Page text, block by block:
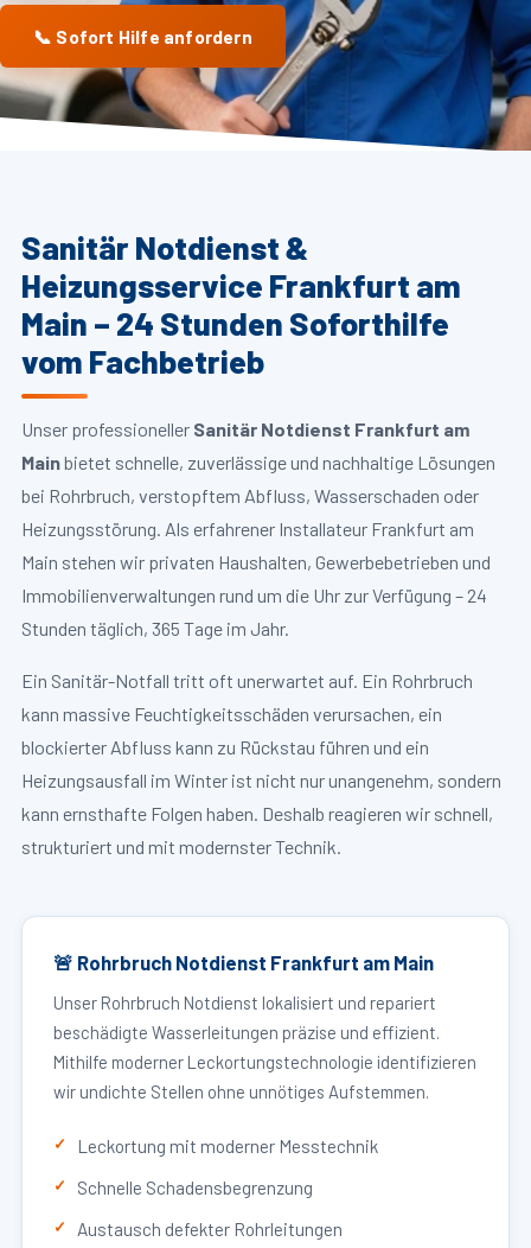
📞 Sofort Hilfe anfordern
Sanitär Notdienst &
Heizungsservice Frankfurt am
Main – 24 Stunden Soforthilfe
vom Fachbetrieb
Unser professioneller Sanitär Notdienst Frankfurt am
Mainbietet schnelle, zuverlässige und nachhaltige Lösungen
bei Rohrbruch, verstopftem Abfluss, Wasserschaden oder
Heizungsstörung. Als erfahrener Installateur Frankfurt am
Main stehen wir privaten Haushalten, Gewerbebetrieben und
Immobilienverwaltungen rund um die Uhr zur Verfügung – 24
Stunden täglich, 365 Tage im Jahr.
Ein Sanitär-Notfall tritt oft unerwartet auf. Ein Rohrbruch
kann massive Feuchtigkeitsschäden verursachen, ein
blockierter Abfluss kann zu Rückstau führen und ein
Heizungsausfall im Winter ist nicht nur unangenehm, sondern
kann ernsthafte Folgen haben. Deshalb reagieren wir schnell,
strukturiert und mit modernster Technik.
🚨 Rohrbruch Notdienst Frankfurt am Main
Unser Rohrbruch Notdienst lokalisiert und repariert
beschädigte Wasserleitungen präzise und effizient.
Mithilfe moderner Leckortungstechnologie identifizieren
wir undichte Stellen ohne unnötiges Aufstemmen.
Leckortung mit moderner Messtechnik
Schnelle Schadensbegrenzung
Austausch defekter Rohrleitungen